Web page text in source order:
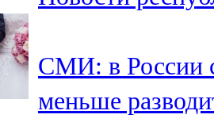
Мамадыш
106,2 FM
СМИ: в России
меньше